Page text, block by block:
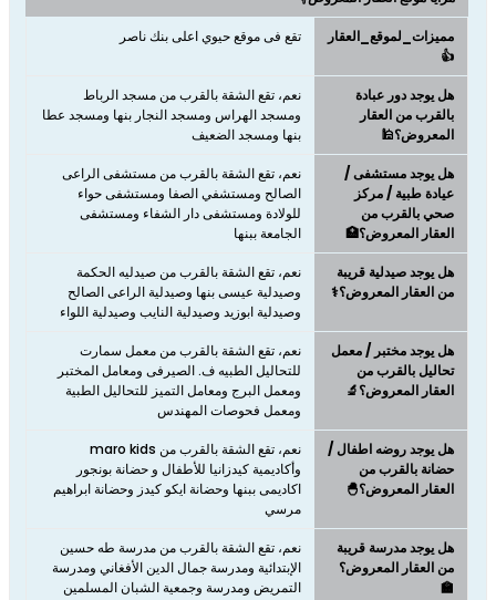
مميزات_لموقع_العقار
👍
تقع فى موقع حيوي اعلى بنك ناصر
هل يوجد دور عبادة
بالقرب من العقار
المعروض؟🕌
نعم، تقع الشقة بالقرب من مسجد الرباط
ومسجد الهراس ومسجد النجار بنها ومسجد عطا
بنها ومسجد الضعيف
هل يوجد مستشفى /
عيادة طبية / مركز
صحي بالقرب من
العقار المعروض؟🏥
نعم، تقع الشقة بالقرب من مستشفى الراعى
الصالح ومستشفي الصفا ومستشفى حواء
للولادة ومستشفى دار الشفاء ومستشفى
الجامعة ببنها
هل يوجد صيدلية قريبة
من العقار المعروض؟⚕️
نعم، تقع الشقة بالقرب من صيدليه الحكمة
وصيدلية عيسى بنها وصيدلية الراعى الصالح
وصيدلية ابوزيد وصيدلية النايب وصيدلية اللواء
هل يوجد مختبر / معمل
تحاليل بالقرب من
العقار المعروض؟🔬
نعم، تقع الشقة بالقرب من معمل سمارت
للتحاليل الطبيه ف. الصيرفى ومعامل المختبر
ومعمل البرج ومعامل التميز للتحاليل الطبية
ومعمل فحوصات المهندس
هل يوجد روضه اطفال /
حضانة بالقرب من
العقار المعروض؟🐣
نعم، تقع الشقة بالقرب من maro kids
وأكاديمية كيدزانيا للأطفال و حضانة بونجور
اكاديمى ببنها وحضانة ايكو كيدز وحضانة ابراهيم
مرسي
هل يوجد مدرسة قريبة
من العقار المعروض؟
🏫
نعم، تقع الشقة بالقرب من مدرسة طه حسين
الإبتدائية ومدرسة جمال الدين الأفغاني ومدرسة
التمريض ومدرسة وجمعية الشبان المسلمين